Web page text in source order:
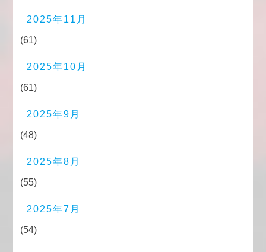
2025年11月
(61)
2025年10月
(61)
2025年9月
(48)
2025年8月
(55)
2025年7月
(54)